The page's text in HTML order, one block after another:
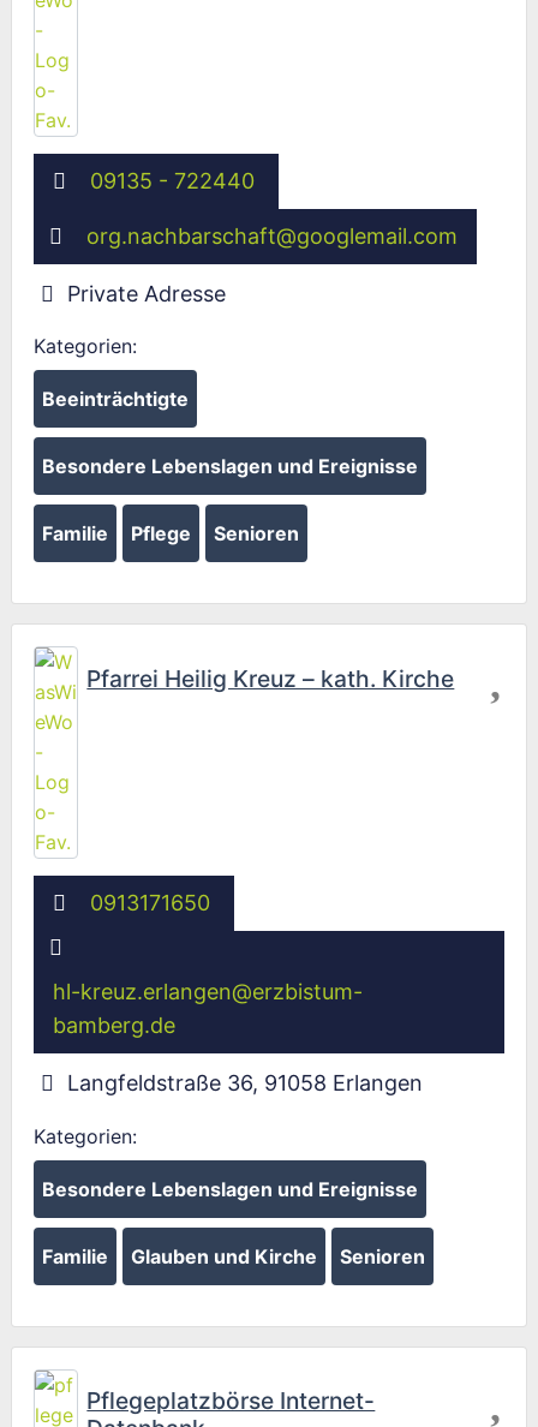
09135 - 722440
org.nachbarschaft@googlemail.com
Private Adresse
Kategorien:
Beeinträchtigte
Besondere Lebenslagen und Ereignisse
Familie Pflege Senioren
Pfarrei Heilig Kreuz – kath. Kirche
0913171650
hl-kreuz.erlangen@erzbistum-
bamberg.de
Langfeldstraße 36, 91058 Erlangen
Kategorien:
Besondere Lebenslagen und Ereignisse
Familie Glauben und Kirche Senioren
Pflegeplatzbörse Internet-